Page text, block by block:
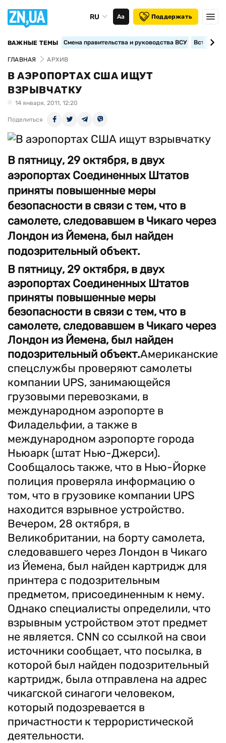
RU Аа Поддержать
ВАЖНЫЕ ТЕМЫ Смена правительства и руководства ВСУ
ГЛАВНАЯ АРХИВ
В АЭРОПОРТАХ США ИЩУТ
ВЗРЫВЧАТКУ
14 января, 2011, 12:20
Поделиться
В пятницу, 29 октября, в двух
аэропортах Соединенных Штатов
приняты повышенные меры
безопасности в связи с тем, что в
самолете, следовавшем в Чикаго через
Лондон из Йемена, был найден
подозрительный объект.
В пятницу, 29 октября, в двух
аэропортах Соединенных Штатов
приняты повышенные меры
безопасности в связи с тем, что в
самолете, следовавшем в Чикаго через
Лондон из Йемена, был найден
подозрительный объект.Американские
спецслужбы проверяют самолеты
компании UPS, занимающейся
грузовыми перевозками, в
международном аэропорте в
Филадельфии, а также в
международном аэропорте города
Ньюарк (штат Нью-Джерси).
Сообщалось также, что в Нью-Йорке
полиция проверяла информацию о
том, что в грузовике компании UPS
находится взрывное устройство.
Вечером, 28 октября, в
Великобритании, на борту самолета,
следовавшего через Лондон в Чикаго
из Йемена, был найден картридж для
принтера с подозрительным
предметом, присоединенным к нему.
Однако специалисты определили, что
взрывным устройством этот предмет
не является. CNN со ссылкой на свои
источники сообщает, что посылка, в
которой был найден подозрительный
картридж, была отправлена на адрес
чикагской синагоги человеком,
который подозревается в
причастности к террористической
деятельности.